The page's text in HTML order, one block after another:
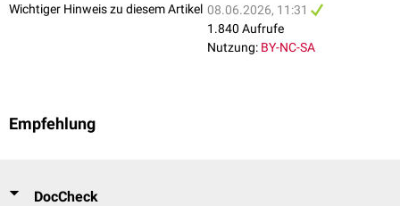
Wichtiger Hinweis zu diesem Artikel 08.06.2026, 11:31
1.840 Aufrufe
Nutzung: BY-NC-SA
Empfehlung
DocCheck